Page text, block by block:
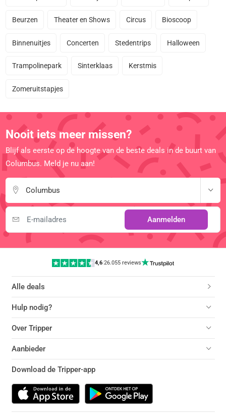
Beurzen Theater en Shows Circus Bioscoop
Binnenuitjes Concerten Stedentrips Halloween
Trampolinepark Sinterklaas Kerstmis
Zomeruitstapjes
Nooit iets meer missen?
Blijf als eerste op de hoogte van de beste deals in de buurt van
Columbus. Meld je nu aan!
Columbus
Aanmelden
4,6|26.055 reviews
Alle deals
Hulp nodig?
Over Tripper
Aanbieder
Download de Tripper-app